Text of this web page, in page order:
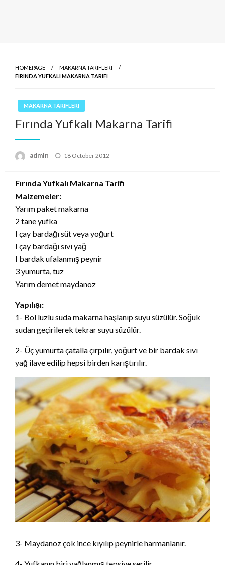
HOMEPAGE
MAKARNA TARIFLERI
FIRINDA YUFKALI MAKARNA TARIFI
MAKARNA TARIFLERI
Fırında Yufkalı Makarna Tarifi
admin
Posted
18 October 2012
Fırında Yufkalı Makarna Tarifi
Malzemeler:
Yarım paket makarna
2 tane yufka
I çay bardağı süt veya yoğurt
I çay bardağı sıvı yağ
I bardak ufalanmış peynir
3 yumurta, tuz
Yarım demet maydanoz
Yapılışı:
1- Bol luzlu suda makarna haşlanıp suyu süzülür. Soğuk
sudan geçirilerek tekrar suyu süzülür.
2- Üç yumurta çatalla çırpılır, yoğurt ve bir bardak sıvı
yağ ilave edilip hepsi birden karıştırılır.
3- Maydanoz çok ince kıyılıp peynirle harmanlanır.